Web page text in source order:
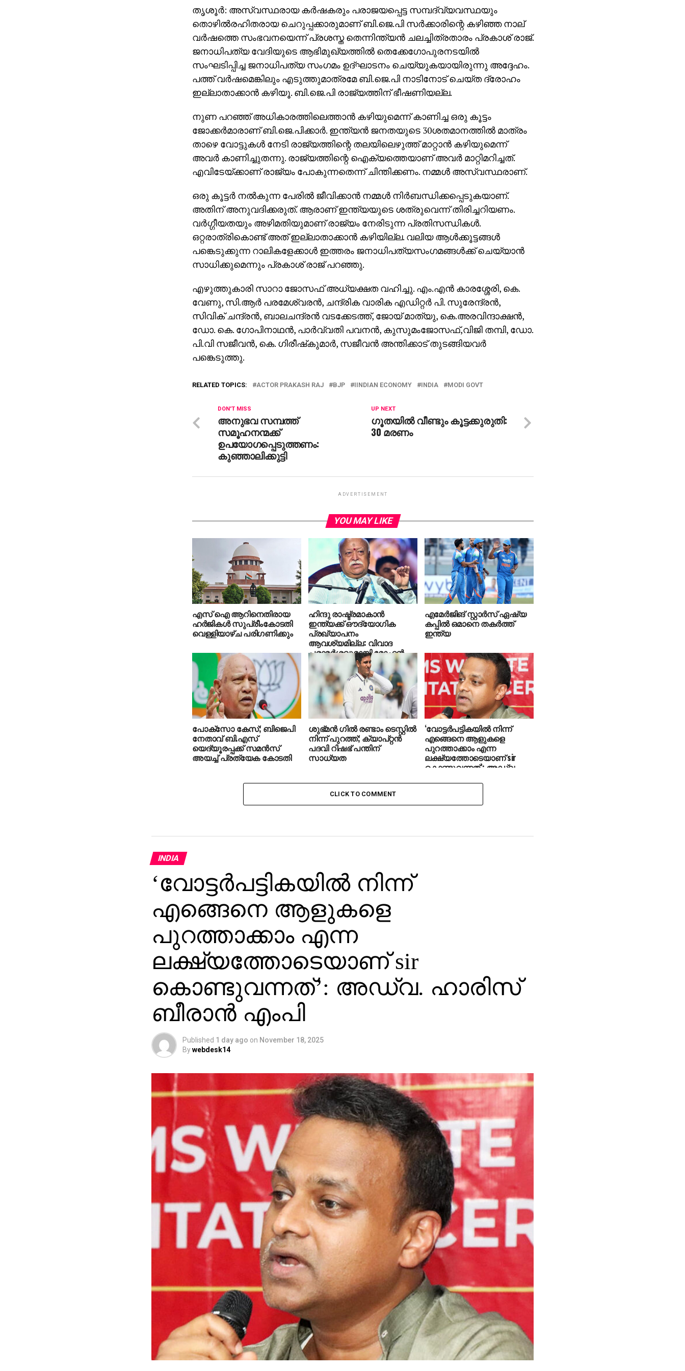
തൃശൂര്‍: അസ്വസ്ഥരായ കര്‍ഷകരും പരാജയപ്പെട്ട സമ്പദ്‌വ്യവസ്ഥയും
തൊഴില്‍രഹിതരായ ചെറുപ്പക്കാരുമാണ് ബി.ജെ.പി സര്‍ക്കാരിന്റെ കഴിഞ്ഞ നാല്
വര്‍ഷത്തെ സംഭവനയെന്ന് പ്രശസ്ത തെന്നിന്ത്യന്‍ ചലച്ചിത്രതാരം പ്രകാശ് രാജ്.
ജനാധിപത്യ വേദിയുടെ ആഭിമുഖ്യത്തില്‍ തെക്കേഗോപുരനടയില്‍
സംഘടിപ്പിച്ച ജനാധിപത്യ സംഗമം ഉദ്ഘാടനം ചെയ്യുകയായിരുന്നു അദ്ദേഹം.
പത്ത് വര്‍ഷമെങ്കിലും എടുത്തുമാത്രമേ ബി.ജെ.പി നാടിനോട് ചെയ്ത ദ്രോഹം
ഇല്ലാതാക്കാന്‍ കഴിയൂ. ബി.ജെ.പി രാജ്യത്തിന് ഭീഷണിയല്ല.
നുണ പറഞ്ഞ് അധികാരത്തിലെത്താന്‍ കഴിയുമെന്ന് കാണിച്ച ഒരു കൂട്ടം
ജോക്കര്‍മാരാണ് ബി.ജെ.പിക്കാര്‍. ഇന്ത്യന്‍ ജനതയുടെ 30ശതമാനത്തില്‍ മാത്രം
താഴെ വോട്ടുകള്‍ നേടി രാജ്യത്തിന്റെ തലയിലെഴുത്ത് മാറ്റാന്‍ കഴിയുമെന്ന്
അവര്‍ കാണിച്ചുതന്നു. രാജ്യത്തിന്റെ ഐക്യത്തെയാണ് അവര്‍ മാറ്റിമറിച്ചത്.
എവിടേയ്ക്കാണ് രാജ്യം പോകുന്നതെന്ന് ചിന്തിക്കണം. നമ്മള്‍ അസ്വസ്ഥരാണ്.
ഒരു കൂട്ടര്‍ നല്‍കുന്ന പേരില്‍ ജീവിക്കാന്‍ നമ്മള്‍ നിര്‍ബന്ധിക്കപ്പെടുകയാണ്.
അതിന് അനുവദിക്കരുത്. ആരാണ് ഇന്ത്യയുടെ ശത്രുവെന്ന് തിരിച്ചറിയണം.
വര്‍ഗ്ഗീയതയും അഴിമതിയുമാണ് രാജ്യം നേരിടുന്ന പ്രതിസന്ധികള്‍.
ഒറ്റരാത്രികൊണ്ട് അത് ഇല്ലാതാക്കാന്‍ കഴിയില്ല. വലിയ ആള്‍ക്കൂട്ടങ്ങള്‍
പങ്കെടുക്കുന്ന റാലികളേക്കാള്‍ ഇത്തരം ജനാധിപത്യസംഗമങ്ങള്‍ക്ക് ചെയ്യാന്‍
സാധിക്കുമെന്നും പ്രകാശ് രാജ് പറഞ്ഞു.
എഴുത്തുകാരി സാറാ ജോസഫ് അധ്യക്ഷത വഹിച്ചു. എം.എന്‍ കാരശ്ശേരി, കെ.
വേണു, സി.ആര്‍ പരമേശ്വരന്‍, ചന്ദ്രിക വാരിക എഡിറ്റര്‍ പി. സുരേന്ദ്രന്‍,
സിവിക് ചന്ദ്രന്‍, ബാലചന്ദ്രന്‍ വടക്കേടത്ത്, ജോയ് മാത്യു, കെ.അരവിന്ദാക്ഷന്‍,
ഡോ. കെ. ഗോപിനാഥന്‍, പാര്‍വ്വതി പവനന്‍, കുസുമംജോസഫ്,വിജി തമ്പി, ഡോ.
പി.വി സജീവന്‍, കെ. ഗിരീഷ്‌കുമാര്‍, സജീവന്‍ അന്തിക്കാട് തുടങ്ങിയവര്‍
പങ്കെടുത്തു.
RELATED TOPICS: ACTOR PRAKASH RAJ BJP IINDIAN ECONOMY INDIA MODI GOVT
UP NEXT
ഗൂതയില്‍ വീണ്ടും കൂട്ടക്കുരുതി:
30 മരണം
DON'T MISS
അനുഭവ സമ്പത്ത്
സമൂഹനന്മക്ക്
ഉപയോഗപ്പെടുത്തണം:
കുഞ്ഞാലിക്കുട്ടി
ADVERTISEMENT
YOU MAY LIKE
എസ് ഐ ആറിനെതിരായ
ഹർജികൾ സുപ്രീംകോടതി
വെള്ളിയാഴ്ച പരിഗണിക്കും
ഹിന്ദു രാഷ്ട്രമാകാന്‍
ഇന്ത്യക്ക് ഔദ്യോഗിക
പ്രഖ്യാപനം
ആവശ്യമില്ല: വിവാദ
പരാമര്‍ശവുമായി മോഹന്‍
ഭാഗവത്
എമേര്‍ജിങ് സ്റ്റാര്‍സ് ഏഷ്യ
കപ്പില്‍ ഒമാനെ തകര്‍ത്ത്
ഇന്ത്യ
പോക്‌സോ കേസ്; ബിജെപി
നേതാവ് ബി.എസ്
യെദ്യൂരപ്പക്ക് സമന്‍സ്
അയച്ച് പ്രത്യേക കോടതി
ശുഭ്മന്‍ ഗില്‍ രണ്ടാം ടെസ്റ്റില്‍
നിന്ന് പുറത്ത്; ക്യാപ്റ്റന്‍
പദവി റിഷഭ് പന്തിന്
സാധ്യത
‘വോട്ടര്‍പട്ടികയില്‍ നിന്ന്
എങ്ങെനെ ആളുകളെ
പുറത്താക്കാം എന്ന
ലക്ഷ്യത്തോടെയാണ് sir
കൊണ്ടുവന്നത്’: അഡ്വ.
CLICK TO COMMENT
INDIA
‘വോട്ടര്‍പട്ടികയില്‍ നിന്ന്
എങ്ങെനെ ആളുകളെ
പുറത്താക്കാം എന്ന
ലക്ഷ്യത്തോടെയാണ് sir
കൊണ്ടുവന്നത്’: അഡ്വ. ഹാരിസ്
ബീരാൻ എംപി
Published 1 day ago on November 18, 2025
Bywebdesk14